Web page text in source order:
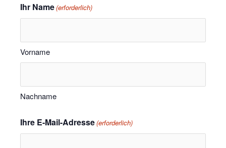
Ihr Name(erforderlich)
Vorname
Nachname
Ihre E-Mail-Adresse(erforderlich)